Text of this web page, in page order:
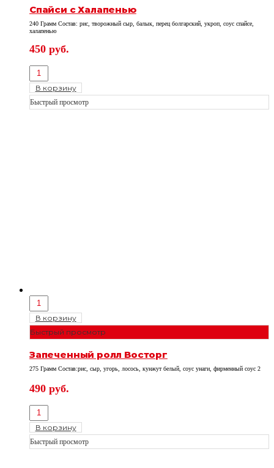
Спайси с Халапенью
240 Грамм Состав: рис, творожный сыр, балык, перец болгарский, укроп, соус спайсе,
халапенью
450 руб.
В корзину
Быстрый просмотр
В корзину
Быстрый просмотр
Запеченный ролл Восторг
275 Грамм Состав:рис, сыр, угорь, лосось, кунжут белый, соус унаги, фирменный соус 2
490 руб.
В корзину
Быстрый просмотр